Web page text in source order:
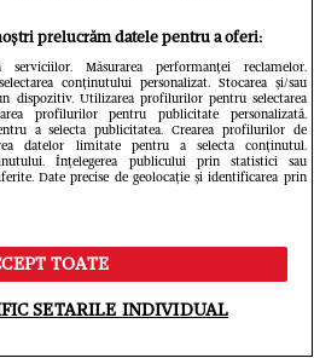
mea e
om care-mi
invitați:
petrecere,
mai pot să
acum
prelucrăm datele pentru a oferi:
serviciilor. Măsurarea performanței reclamelor.
conținutului personalizat. Stocarea și/sau
dispozitiv. Utilizarea profilurilor pentru selectarea
profilurilor pentru publicitate personalizată.
a selecta publicitatea. Crearea profilurilor de
datelor limitate pentru a selecta conținutul.
Înțelegerea publicului prin statistici sau
Date precise de geolocație și identificarea prin
TOATE
SETARILE INDIVIDUAL